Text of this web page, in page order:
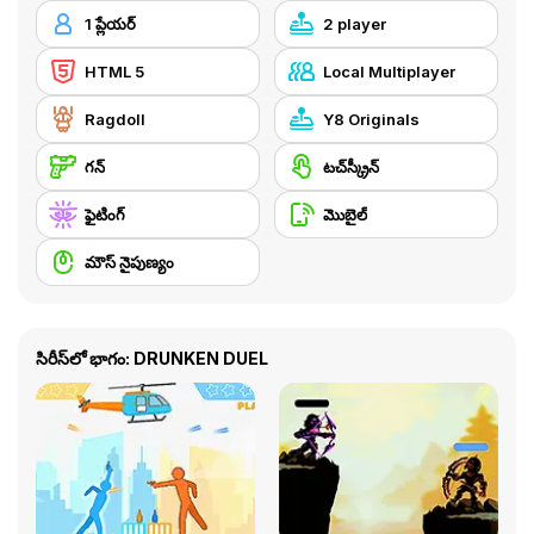
1 ప్లేయర్ 2 player
HTML 5 Local Multiplayer
Ragdoll Y8 Originals
గన్ టచ్‌స్క్రీన్
ఫైటింగ్ మొబైల్
మౌస్ నైపుణ్యం
సిరీస్‌లో భాగం: DRUNKEN DUEL